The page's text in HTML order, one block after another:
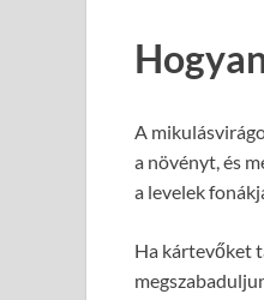
A
a növényt, és
a levelek
Ha kártevőket